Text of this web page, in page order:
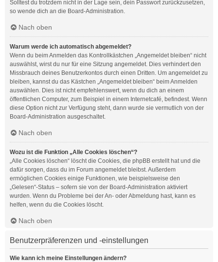
Solltest du trotzdem nicht in der Lage sein, dein Passwort zurückzusetzen,
so wende dich an die Board-Administration.
Nach oben
Warum werde ich automatisch abgemeldet?
Wenn du beim Anmelden das Kontrollkästchen „Angemeldet bleiben“ nicht
auswählst, wirst du nur für eine Sitzung angemeldet. Dies verhindert den
Missbrauch deines Benutzerkontos durch einen Dritten. Um angemeldet zu
bleiben, kannst du das Kästchen „Angemeldet bleiben“ beim Anmelden
auswählen. Dies ist nicht empfehlenswert, wenn du dich an einem
öffentlichen Computer, zum Beispiel in einem Internetcafé, befindest. Wenn
diese Option nicht zur Verfügung steht, dann wurde sie vermutlich von der
Board-Administration ausgeschaltet.
Nach oben
Wozu ist die Funktion „Alle Cookies löschen“?
„Alle Cookies löschen“ löscht die Cookies, die phpBB erstellt hat und die
dafür sorgen, dass du im Forum angemeldet bleibst. Außerdem
ermöglichen Cookies einige Funktionen, wie beispielsweise den
„Gelesen“-Status – sofern sie von der Board-Administration aktiviert
wurden. Wenn du Probleme bei der An- oder Abmeldung hast, kann es
helfen, wenn du die Cookies löscht.
Nach oben
Benutzerpräferenzen und -einstellungen
Wie kann ich meine Einstellungen ändern?